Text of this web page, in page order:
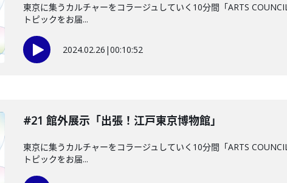
東京に集うカルチャーをコラージュしていく10分間「ARTS
トピックをお届...
2024.02.26 |00:10:52
#21 館外展示「出張！江戸東京博物館」
東京に集うカルチャーをコラージュしていく10分間「ARTS
トピックをお届...